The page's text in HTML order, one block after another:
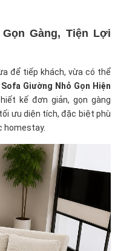
Gàng, Tiện Lợi
để tiếp khách, vừa có thể
Sofa Giường Nhỏ Gọn Hiện
kế đơn giản, gọn gàng
ưu diện tích, đặc biệt phù
homestay.